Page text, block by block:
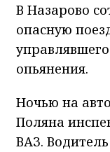
В Назарово
опасную
опьянения.
Ночью на
Поляна
ВАЗ.